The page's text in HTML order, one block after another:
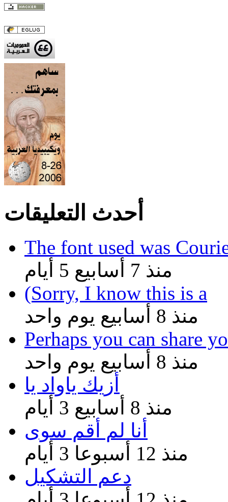
أحدث التعليقات
The font used was
منذ 7 أسابيع 5 أيام
(Sorry, I know this is a
منذ 8 أسابيع يوم واحد
Perhaps you can share
منذ 8 أسابيع يوم واحد
أزيك ياواد يا
منذ 8 أسابيع 3 أيام
أنا لم أقم سوى
منذ 12 أسبوعا 3 أيام
دعم التشكيل